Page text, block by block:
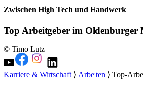
Zwischen High Tech und Handwerk
Top Arbeitgeber im Oldenburger
© Timo Lutz
Karriere & Wirtschaft⟩ Arbeiten ⟩ Top-